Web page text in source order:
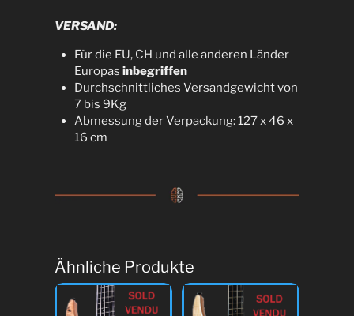
VERSAND:
Für die EU, CH und alle anderen Länder
Europas inbegriffen
Durchschnittliches Versandgewicht von
7 bis 9Kg
Abmessung der Verpackung: 127 x 46 x
16 cm
Ähnliche Produkte